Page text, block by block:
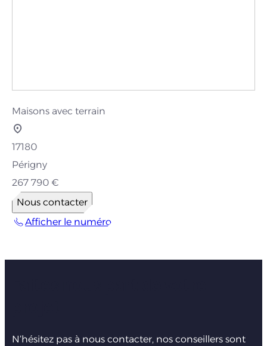
Maisons avec terrain
17180
Périgny
267 790 €
Nous contacter
Afficher le numéro
N’hésitez pas à nous contacter, nos conseillers sont